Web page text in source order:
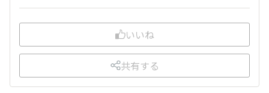
いいね
共有する